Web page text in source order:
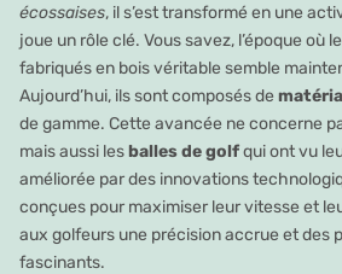
écossaises, il s’est transformé en une
joue un rôle clé. Vous savez, l’époque où
fabriqués en bois véritable semble
Aujourd’hui, ils sont composés de
de gamme. Cette avancée ne concerne
mais aussi lesballes de golfqui ont vu
améliorée par des innovations
conçues pour maximiser leur vitesse et
aux golfeurs une précision accrue et des
fascinants.